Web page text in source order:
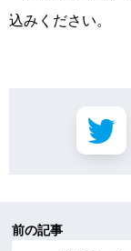
込みください。
前の記事